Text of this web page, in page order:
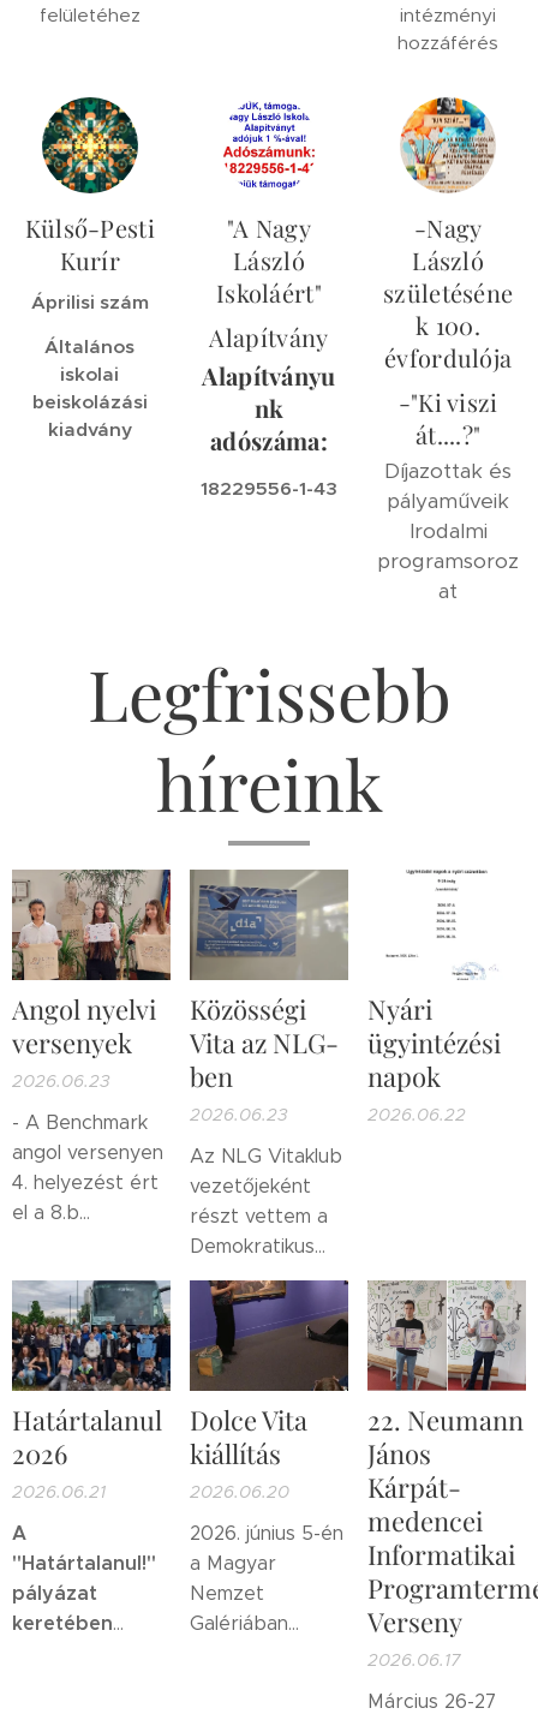
felületéhez
intézményi
hozzáférés
Külső-Pesti
Kurír
Áprilisi szám
Általános
iskolai
beiskolázási
kiadvány
"A Nagy
László
Iskoláért"
Alapítvány
Alapítványu
nk
adószáma:
18229556-1-43
-Nagy
László
születéséne
k 100.
évfordulója
-"Ki viszi
át....?"
Díjazottak és
pályaműveik
Irodalmi
programsoroz
at
Legfrissebb
híreink
Angol nyelvi
versenyek
2026.06.23
- A Benchmark
angol versenyen
4. helyezést ért
el a 8.b
Boglárka,
Varga Lilánaés
Xia Jiayi
Közösségi
Vita az NLG-
ben
2026.06.23
Az NLG Vitaklub
vezetőjeként
részt vettem a
Demokratikus
Ifjúságért
Alapítvány
februári
rendezvényén,
ahol felvettem a
kapcsolatot a
DIA Egy hajóban
evezünk
vitaklub
programjának
koordinálóival, és
márciustól
Nyári
ügyintézési
napok
2026.06.22
Határtalanul
2026
2026.06.21
A
"Határtalanul!"
pályázat
keretében
Dolce Vita
kiállítás
2026.06.20
2026. június 5-én
a Magyar
Nemzet
Galériában
22. Neumann
János
Kárpát-
medencei
Informatikai
Verseny
2026.06.17
Március 26-27